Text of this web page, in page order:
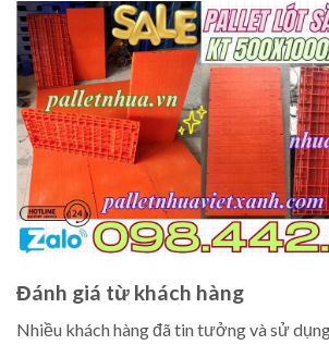
Đánh giá từ khách hàng
Nhiều khách hàng đã tin tưởng và sử